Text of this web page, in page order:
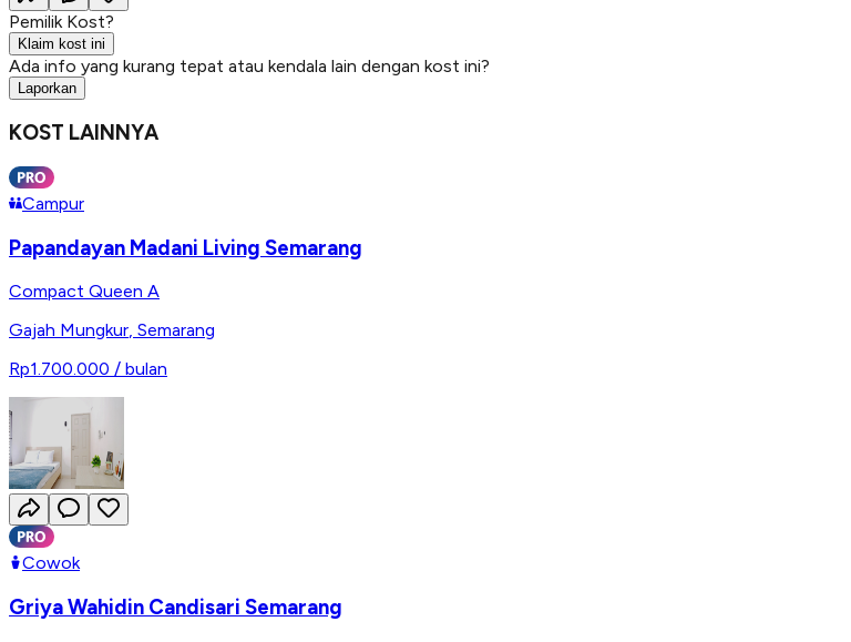
Pemilik Kost?
Klaim kost ini
Ada info yang kurang tepat atau kendala lain dengan kost ini?
Laporkan
KOST LAINNYA
Campur
Papandayan Madani Living Semarang
Compact Queen A
Gajah Mungkur, Semarang
Rp1.700.000 / bulan
Cowok
Griya Wahidin Candisari Semarang